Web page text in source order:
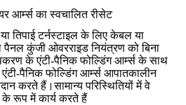
आर्म्स का स्वचालित रीसेट
तिपाई टर्नस्टाइल के लिए केबल या
पैनल कुंजी ओवरराइड नियंत्रण को बिना
के एंटी-पैनिक फोल्डिंग आर्म्स के साथ
पैनिक फोल्डिंग आर्म्स आपातकालीन
करते हैं।सामान्य परिस्थितियों में वे
रूप में कार्य करते हैं